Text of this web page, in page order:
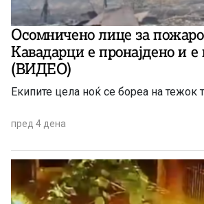
Осомничено лице за
Кавадарци е пронајдено и е
(ВИДЕО)
Екипите цела ноќ се бореа на тежок
пред 4 дена